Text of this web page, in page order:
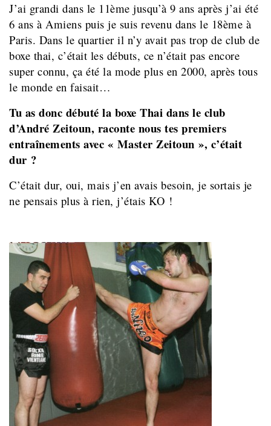
J’ai grandi dans le 11ème jusqu’à 9 ans après j’ai été
6 ans à Amiens puis je suis revenu dans le 18ème à
Paris. Dans le quartier il n’y avait pas trop de club de
boxe thai, c’était les débuts, ce n’était pas encore
super connu, ça été la mode plus en 2000, après tous
le monde en faisait…
Tu as donc débuté la boxe Thai dans le club
d’André Zeitoun, raconte nous tes premiers
entraînements avec « Master Zeitoun », c’était
dur ?
C’était dur, oui, mais j’en avais besoin, je sortais je
ne pensais plus à rien, j’étais KO !